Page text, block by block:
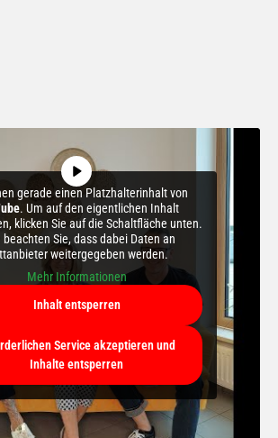
gerade einen Platzhalterinhalt von
. Um auf den eigentlichen Inhalt
klicken Sie auf die Schaltfläche unten.
beachten Sie, dass dabei Daten an
weitergegeben werden.
Mehr Informationen
Inhalt entsperren
Service akzeptieren und
Inhalte entsperren